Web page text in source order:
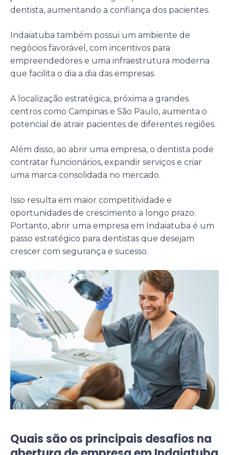
dentista, aumentando a confiança dos pacientes.
Indaiatuba também possui um ambiente de
negócios favorável, com incentivos para
empreendedores e uma infraestrutura moderna
que facilita o dia a dia das empresas.
A localização estratégica, próxima a grandes
centros como Campinas e São Paulo, aumenta o
potencial de atrair pacientes de diferentes regiões.
Além disso, ao abrir uma empresa, o dentista pode
contratar funcionários, expandir serviços e criar
uma marca consolidada no mercado.
Isso resulta em maior competitividade e
oportunidades de crescimento a longo prazo.
Portanto, abrir uma empresa em Indaiatuba é um
passo estratégico para dentistas que desejam
crescer com segurança e sucesso.
Quais são os principais desafios na